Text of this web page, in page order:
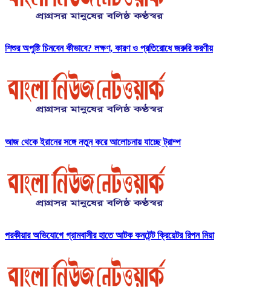
শিশুর অপুষ্টি চিনবেন কীভাবে? লক্ষণ, কারণ ও প্রতিরোধে জরুরি করণীয়
আজ থেকে ইরানের সঙ্গে নতুন করে আলোচনায় যাচ্ছে ট্রাম্প
পরকীয়ার অভিযোগে গ্রামবাসীর হাতে আটক কনটেন্ট ক্রিয়েটর রিপন মিয়া